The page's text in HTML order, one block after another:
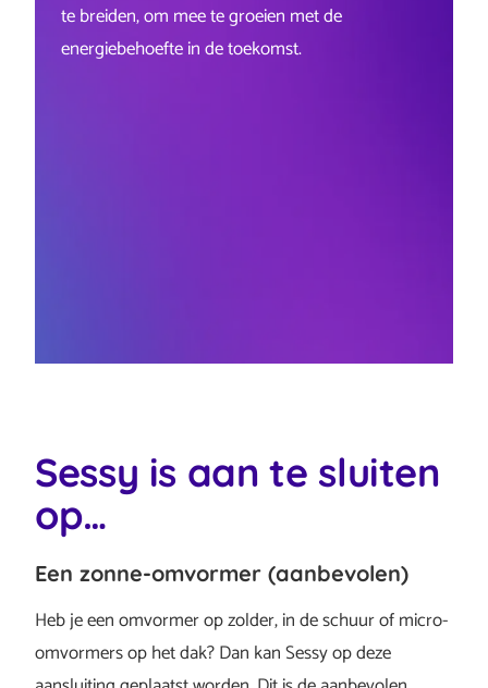
te breiden, om mee te groeien met de
energiebehoefte in de toekomst.
Sessy is aan te sluiten
op…
Een zonne-omvormer (aanbevolen)
Heb je een omvormer op zolder, in de schuur of micro-
omvormers op het dak? Dan kan Sessy op deze